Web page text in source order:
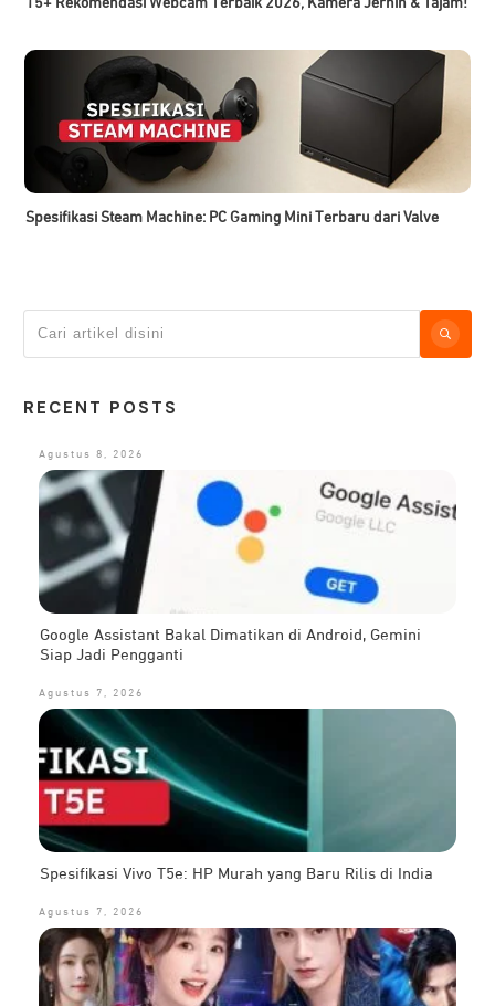
15+ Rekomendasi Webcam Terbaik 2026, Kamera Jernih & Tajam!
Spesifikasi Steam Machine: PC Gaming Mini Terbaru dari Valve
RECENT POSTS
Agustus 8, 2026
Google Assistant Bakal Dimatikan di Android, Gemini
Siap Jadi Pengganti
Agustus 7, 2026
Spesifikasi Vivo T5e: HP Murah yang Baru Rilis di India
Agustus 7, 2026